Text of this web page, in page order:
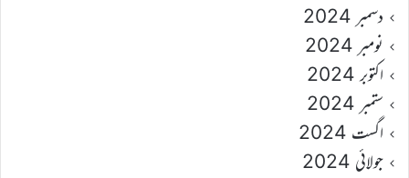
دسمبر 2024
نومبر 2024
اکتوبر 2024
ستمبر 2024
اگست 2024
جولائی 2024